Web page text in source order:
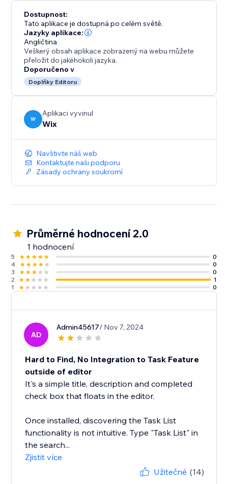
Dostupnost:
Tato aplikace je dostupná po celém světě.
Jazyky aplikace:
Angličtina
Veškerý obsah aplikace zobrazený na webu můžete
přeložit do jakéhokoli jazyka.
Doporučeno v
Doplňky Editoru
W
Aplikaci vyvinul
Wix
Navštivte náš web
Kontaktujte naši podporu
Zásady ochrany soukromí
Průměrné hodnocení 2.0
1 hodnocení
5
0
4
0
3
0
2
1
1
0
AD
Admin45617/ Nov 7, 2024
Hard to Find, No Integration to Task Feature
outside of editor
It's a simple title, description and completed
check box that floats in the editor.
Once installed, discovering the Task List
functionality is not intuitive. Type "Task List" in
the search...
Zjistit více
Užitečné (14)